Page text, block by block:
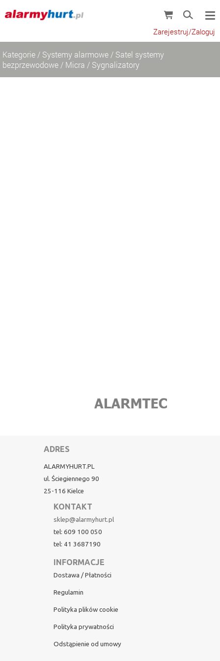
Zarejestruj/Zaloguj
Kategorie / Systemy alarmowe / Satel systemy
bezprzewodowe / Micra / Sygnalizatory
ADRES
ALARMYHURT.PL
ul. Ściegiennego 90
25-116 Kielce
KONTAKT
sklep@alarmyhurt.pl
tel: 609 100 050
tel: 41 3687190
INFORMACJE
Dostawa / Płatności
Regulamin
Polityka plików cookie
Polityka prywatności
Odstąpienie od umowy